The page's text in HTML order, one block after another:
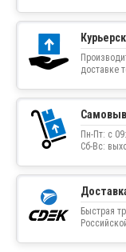
доставке
Пн-Пт: с
Сб-Вс:
Быстрая